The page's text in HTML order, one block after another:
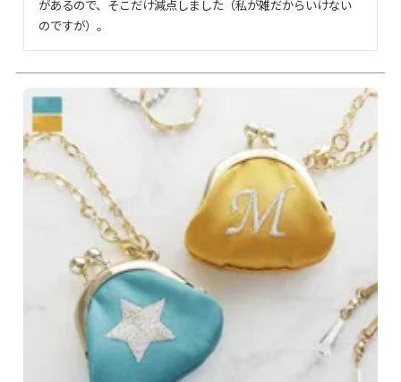
があるので、そこだけ減点しました（私が雑だからいけない
のですが）。